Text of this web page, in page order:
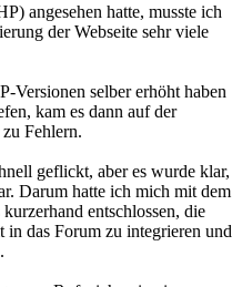
angesehen hatte, musste ich
der Webseite sehr viele
Versionen selber erhöht haben
kam es dann auf der
Fehlern.
geflickt, aber es wurde klar,
Darum hatte ich mich mit dem
entschlossen, die
in das Forum zu integrieren und